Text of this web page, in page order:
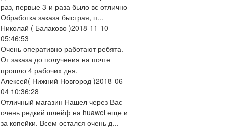
раз, первые 3-и раза было вс отлично
Обработка заказа быстрая, п...
Николай ( Балаково )2018-11-10
05:46:53
Очень оперативно работают ребята.
От заказа до получения на почте
прошло 4 рабочих дня.
Алексей( Нижний Новгород )2018-06-
04 10:36:28
Отличный магазин Нашел через Вас
очень редкий шлейф на huawei еще и
за копейки. Всем остался очень д...